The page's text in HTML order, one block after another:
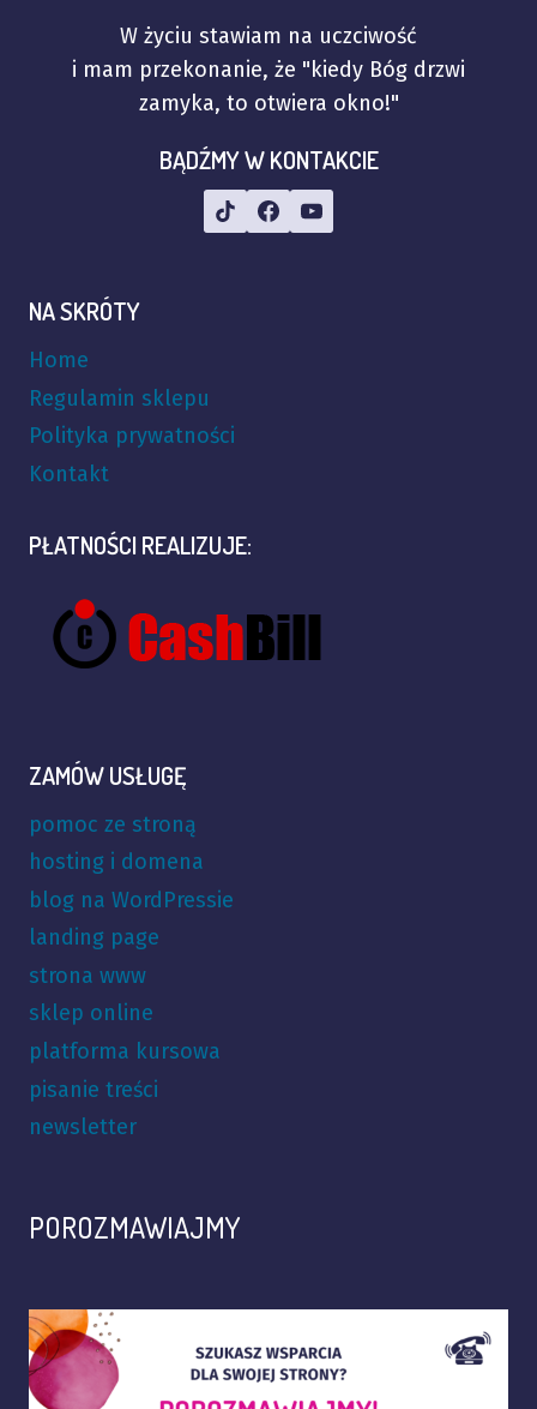
W życiu stawiam na uczciwość
i mam przekonanie, że "kiedy Bóg drzwi
zamyka, to otwiera okno!"
BĄDŹMY W KONTAKCIE
NA SKRÓTY
Home
Regulamin sklepu
Polityka prywatności
Kontakt
PŁATNOŚCI REALIZUJE:
ZAMÓW USŁUGĘ
pomoc ze stroną
hosting i domena
blog na WordPressie
landing page
strona www
sklep online
platforma kursowa
pisanie treści
newsletter
POROZMAWIAJMY